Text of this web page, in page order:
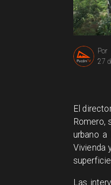
Por
27
El
Romero,
urbano
Vivienda
Las